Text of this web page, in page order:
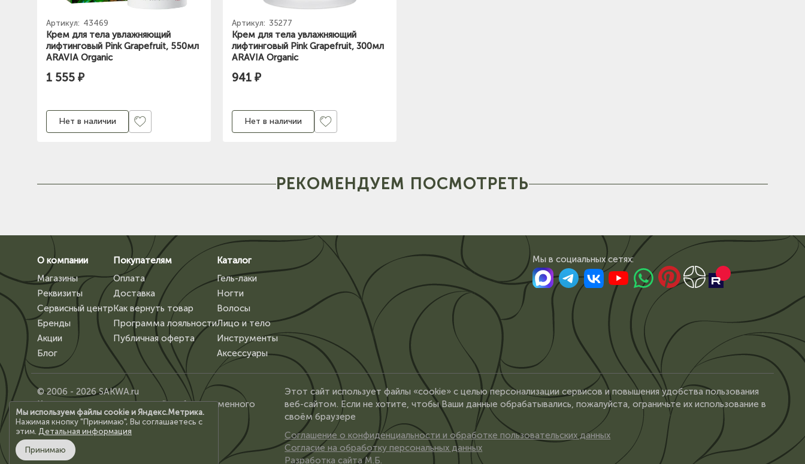
Артикул: 43469
Крем для тела увлажняющий
лифтинговый Pink Grapefruit, 550мл
ARAVIA Organic
1 555 ₽
Нет в наличии
Артикул: 35277
Крем для тела увлажняющий
лифтинговый Pink Grapefruit, 300мл
ARAVIA Organic
941 ₽
Нет в наличии
РЕКОМЕНДУЕМ ПОСМОТРЕТЬ
О компании
Магазины
Реквизиты
Сервисный центр
Бренды
Акции
Блог
Покупателям
Оплата
Доставка
Как вернуть товар
Программа лояльности
Публичная оферта
Каталог
Гель-лаки
Ногти
Волосы
Лицо и тело
Инструменты
Аксессуары
Мы в сoциальных сетях:
© 2006 - 2026 SAKWA.ru
Копирование материалов сайта, без письменного
разрешения владельца, запрещено.
Этот сайт использует файлы «cookie» с целью персонализации сервисов и повышения удобства пользования
веб-сайтом. Если не хотите, чтобы Ваши данные обрабатывались, пожалуйста, ограничьте их использование в
своём браузере
Соглашение о конфиденциальности и обработке пользовательских данных
Согласие на обработку персональных данных
Разработка сайта М.Б.
Мы используем файлы cookie и Яндекс.Метрика.
Нажимая кнопку "Принимаю", Вы соглашаетесь с
этим. Детальная информация
Принимаю